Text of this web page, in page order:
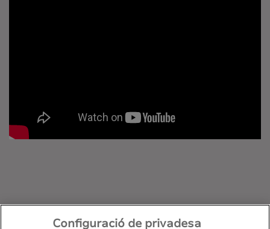
Configuració de privadesa